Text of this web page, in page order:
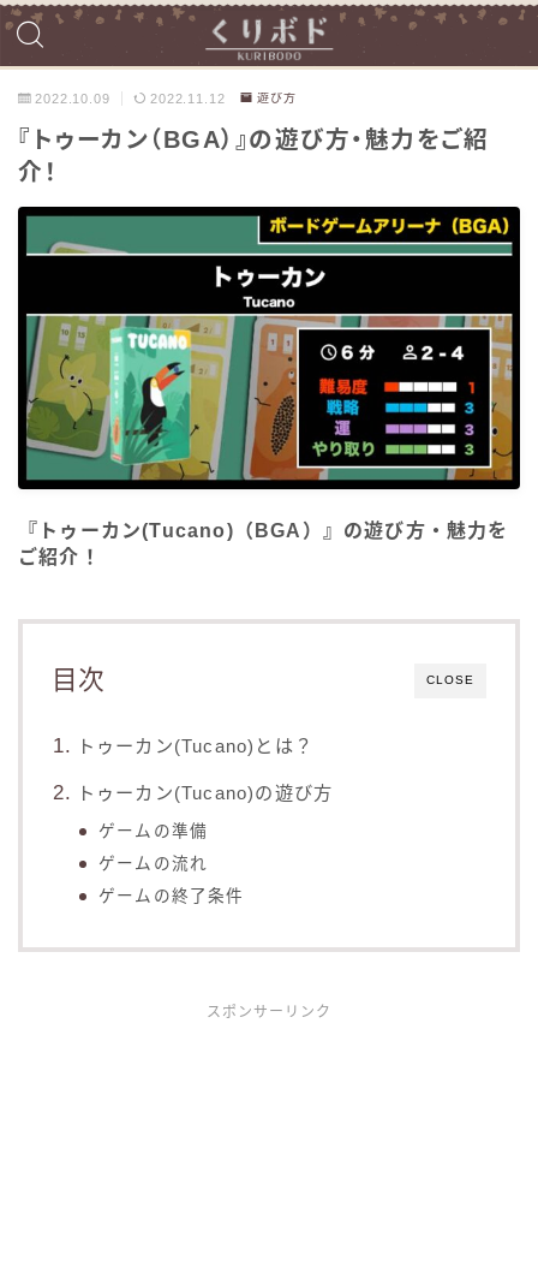
2022.10.09 2022.11.12 遊び方
『トゥーカン（BGA）』の遊び方・魅力をご紹
介！
『トゥーカン(Tucano)（BGA）』の遊び方・魅力を
ご紹介！
CLOSE
目次
トゥーカン(Tucano)とは？
トゥーカン(Tucano)の遊び方
ゲームの準備
ゲームの流れ
ゲームの終了条件
スポンサーリンク